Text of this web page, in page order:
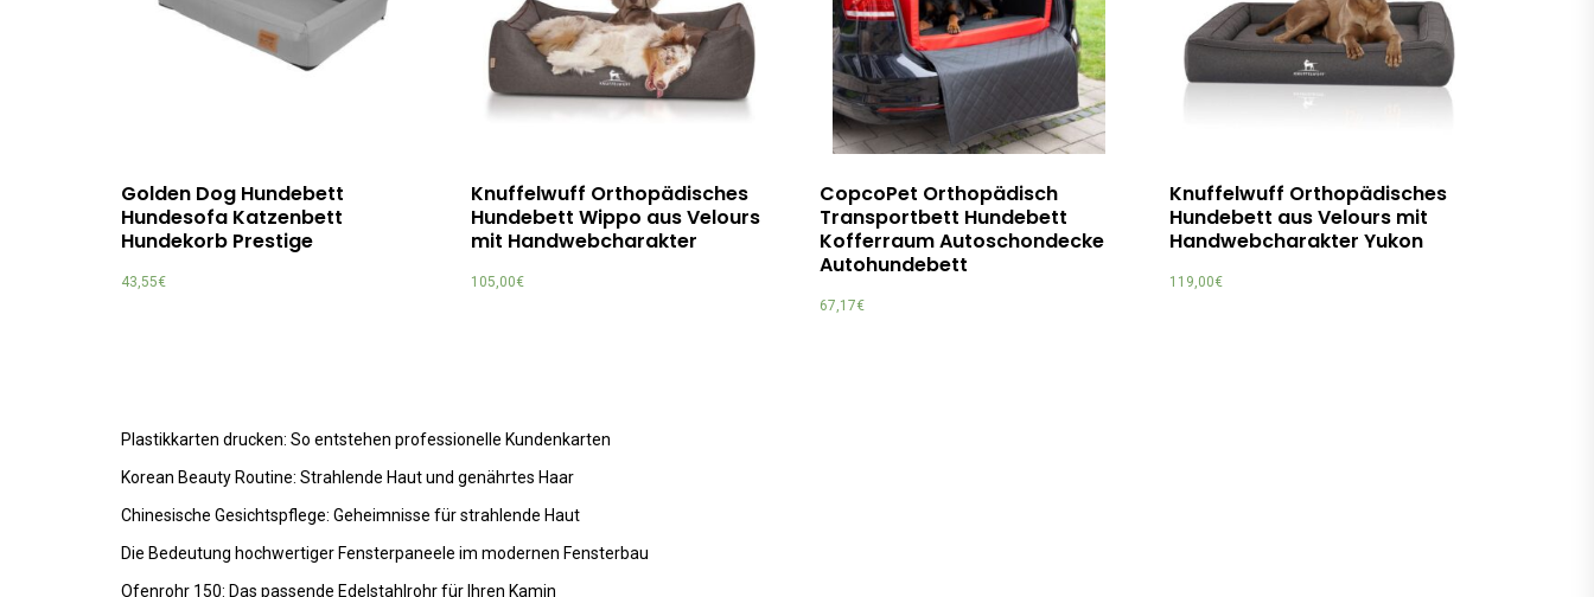
Golden Dog Hundebett
Hundesofa Katzenbett
Hundekorb Prestige
43,55€
Knuffelwuff Orthopädisches
Hundebett Wippo aus Velours
mit Handwebcharakter
105,00€
CopcoPet Orthopädisch
Transportbett Hundebett
Kofferraum Autoschondecke
Autohundebett
67,17€
Knuffelwuff Orthopädisches
Hundebett aus Velours mit
Handwebcharakter Yukon
119,00€
Plastikkarten drucken: So entstehen professionelle Kundenkarten
Korean Beauty Routine: Strahlende Haut und genährtes Haar
Chinesische Gesichtspflege: Geheimnisse für strahlende Haut
Die Bedeutung hochwertiger Fensterpaneele im modernen Fensterbau
Ofenrohr 150: Das passende Edelstahlrohr für Ihren Kamin